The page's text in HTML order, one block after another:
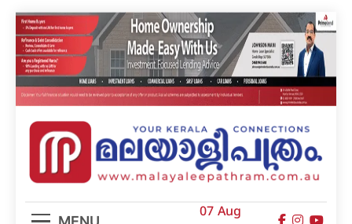
Skip
to
content
മലയാളിപത്രം
07 Aug